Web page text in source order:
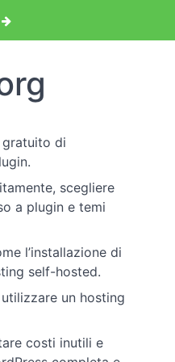
gratuito di
scegliere
a plugin e temi
l’installazione di
self-hosted.
un hosting
costi inutili e